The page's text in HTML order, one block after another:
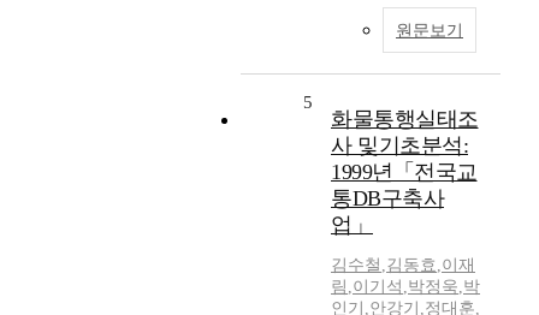
원문보기
5
화물통행실태조
사 및기초분석:
1999년「전국교
통DB구축사
업」
김수철 ,김동효 ,이재
림 ,이기석 ,박정욱,박
인기 ,안강기 ,정대훈,